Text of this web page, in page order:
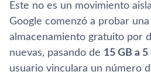
Este no es un movimiento
Google comenzó a probar
almacenamiento gratuito por
nuevas, pasando de 15 GB a 5
usuario vinculara un número